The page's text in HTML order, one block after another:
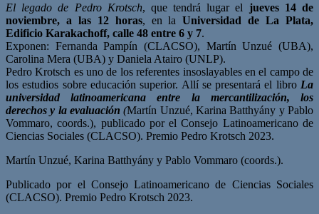
El legado de Pedro Krotsch, que tendrá lugar el jueves 14 de
noviembre, a las 12 horas, en laUniversidad de La Plata,
Edificio Karakachoff, calle 48 entre 6 y 7.
Exponen: Fernanda Pampín (CLACSO), Martín Unzué (UBA),
Carolina Mera (UBA) y Daniela Atairo (UNLP).
Pedro Krotsch es uno de los referentes insoslayables en el campo de
los estudios sobre educación superior. Allí se presentará el libro La
universidad latinoamericana entre la mercantilización, los
derechos y la evaluación (Martín Unzué, Karina Batthyány y Pablo
Vommaro, coords.), publicado por el Consejo Latinoamericano de
Ciencias Sociales (CLACSO). Premio Pedro Krotsch 2023.
Martín Unzué, Karina Batthyány y Pablo Vommaro (coords.).
Publicado por el Consejo Latinoamericano de Ciencias Sociales
(CLACSO). Premio Pedro Krotsch 2023.